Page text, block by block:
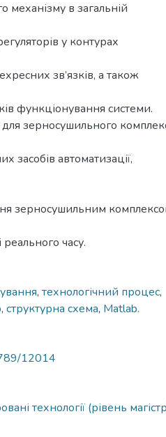
механізму в загальній
у контурах
зв’язків, а також
функціонування системи.
зерносушильного
засобів автоматизації,
зерносушильним
часу.
, технологічний процес,
, структурна схема, Matlab.
12014
технології (рівень